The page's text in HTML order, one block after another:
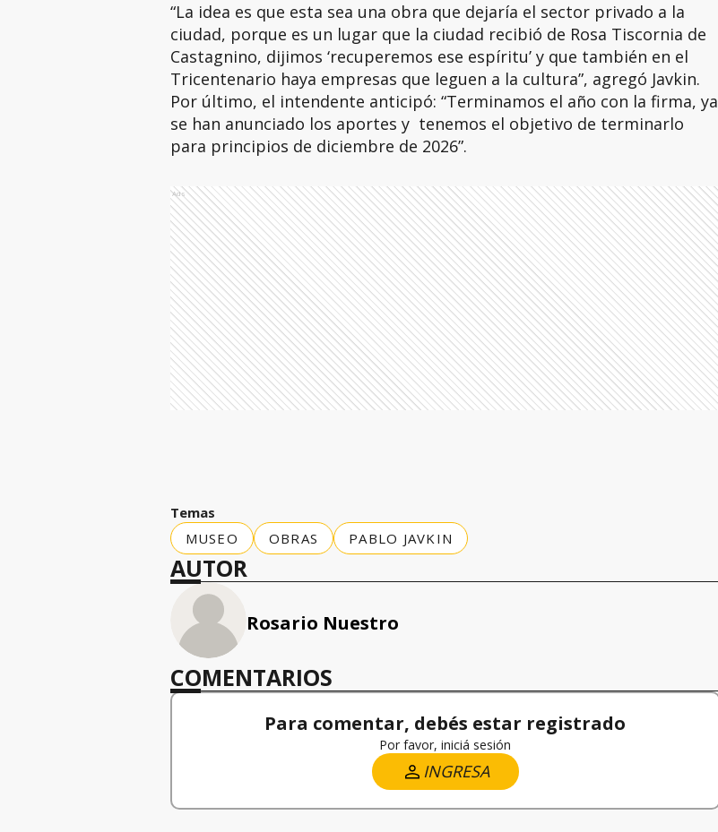
“La idea es que esta sea una obra que dejaría el sector privado a la
ciudad, porque es un lugar que la ciudad recibió de Rosa Tiscornia de
Castagnino, dijimos ‘recuperemos ese espíritu’ y que también en el
Tricentenario haya empresas que leguen a la cultura”, agregó Javkin.
Por último, el intendente anticipó: “Terminamos el año con la firma, ya
se han anunciado los aportes y tenemos el objetivo de terminarlo
para principios de diciembre de 2026”.
Ads
Temas
MUSEO
OBRAS PABLO JAVKIN
AUTOR
Rosario Nuestro
COMENTARIOS
Para comentar, debés estar registrado
Por favor, iniciá sesión
INGRESA